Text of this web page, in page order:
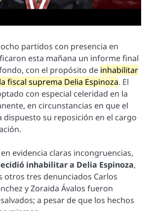
partidos con presencia en
esta mañana un informe final
con el propósito de inhabilitar
fiscal suprema Delia Espinoza. El
con especial celeridad en la
en circunstancias en que el
dispuesto su reposición en el cargo
evidencia claras incongruencias,
inhabilitar a Delia Espinoza,
otros tres denunciados Carlos
y Zoraida Ávalos fueron
a pesar de que los hechos